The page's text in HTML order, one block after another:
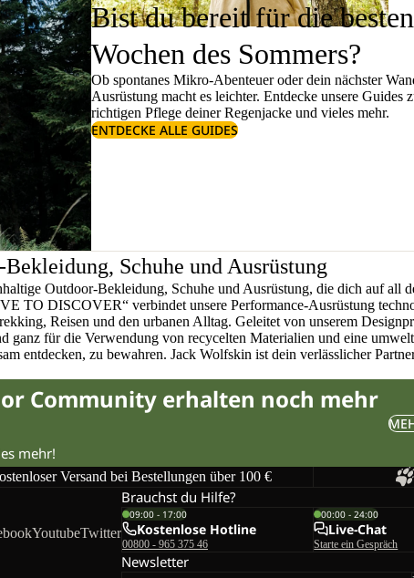
Bist du bereit für die besten
Wochen des Sommers?
Ob spontanes Mikro-Abenteuer oder dein nächster
Ausrüstung macht es leichter. Entdecke unsere Guides
richtigen Pflege deiner Regenjackeund vieles mehr.
ENTDECKE ALLE GUIDES
Schuhe und Ausrüstung
Outdoor-Bekleidung, Schuhe und Ausrüstung, die dich auf all
TO DISCOVER“ verbindet unsere Performance-Ausrüstung
Reisen und den urbanen Alltag. Geleitet von unserem
ganz für die Verwendung von recycelten Materialien und eine
entdecken, zu bewahren. Jack Wolfskin ist dein verlässlicher
Community erhalten noch mehr
mehr!
Versand bei Bestellungen über 100 €
YoutubeTwitter
Brauchst du Hilfe?
09:00 - 17:00
Kostenlose Hotline
00800 - 965 375 46
00:00 - 24:00
Live-Chat
Starte ein Gespräch
Newsletter